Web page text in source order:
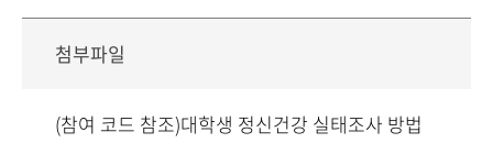
첨부파일
(참여 코드 참조)대학생 정신건강 실태조사 방법